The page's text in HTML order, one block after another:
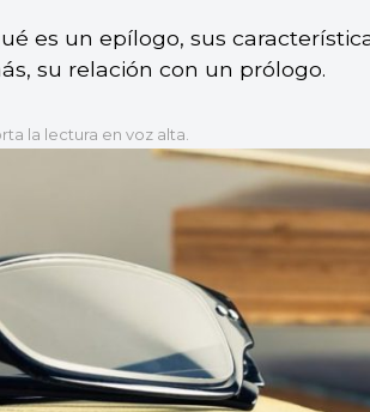
es un epílogo, sus
su relación con un prólogo.
la lectura en voz alta.